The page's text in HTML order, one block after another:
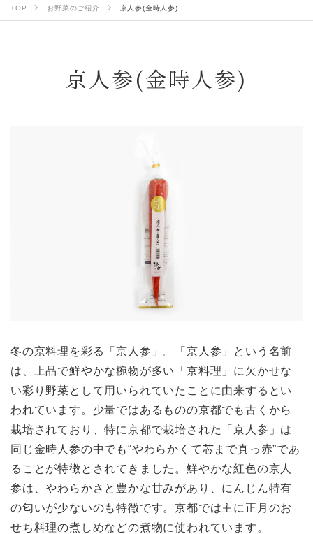
TOP お野菜のご紹介 京人参(金時人参)
京人参(金時人参)
冬の京料理を彩る「京人参」。「京人参」という名前
は、上品で鮮やかな椀物が多い「京料理」に欠かせな
い彩り野菜として用いられていたことに由来するとい
われています。少量ではあるものの京都でも古くから
栽培されており、特に京都で栽培された「京人参」は
同じ金時人参の中でも“やわらかくて芯まで真っ赤”であ
ることが特徴とされてきました。鮮やかな紅色の京人
参は、やわらかさと豊かな甘みがあり、にんじん特有
の匂いが少ないのも特徴です。京都では主に正月のお
せち料理の煮しめなどの煮物に使われています。